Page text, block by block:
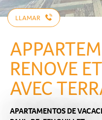
LLAMAR
RENOVE
AVEC
APARTAMENTOS DE